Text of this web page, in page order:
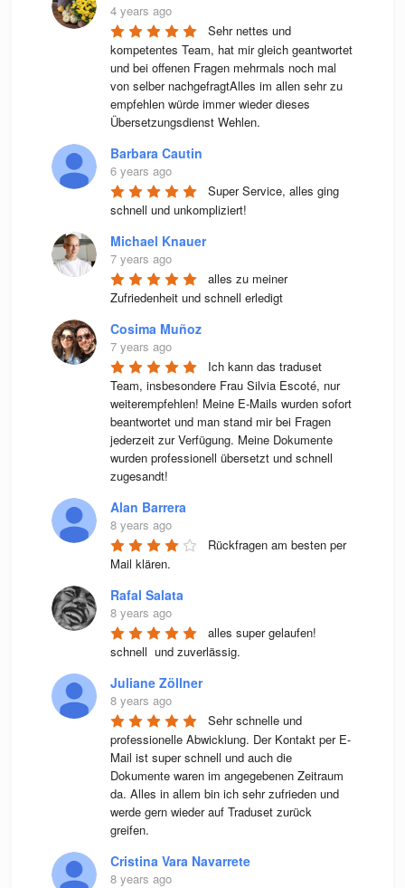
4 years ago
Sehr nettes und
kompetentes Team, hat mir gleich geantwortet
und bei offenen Fragen mehrmals noch mal
von selber nachgefragtAlles im allen sehr zu
empfehlen würde immer wieder dieses
Übersetzungsdienst Wehlen.
Barbara Cautin
6 years ago
Super Service, alles ging
schnell und unkompliziert!
Michael Knauer
7 years ago
alles zu meiner
Zufriedenheit und schnell erledigt
Cosima Muñoz
7 years ago
Ich kann das traduset
Team, insbesondere Frau Silvia Escoté, nur
weiterempfehlen! Meine E-Mails wurden sofort
beantwortet und man stand mir bei Fragen
jederzeit zur Verfügung. Meine Dokumente
wurden professionell übersetzt und schnell
zugesandt!
Alan Barrera
8 years ago
Rückfragen am besten per
Mail klären.
Rafal Salata
8 years ago
alles super gelaufen!
schnell  und zuverlässig.
Juliane Zöllner
8 years ago
Sehr schnelle und
professionelle Abwicklung. Der Kontakt per E-
Mail ist super schnell und auch die
Dokumente waren im angegebenen Zeitraum
da. Alles in allem bin ich sehr zufrieden und
werde gern wieder auf Traduset zurück
greifen.
Cristina Vara Navarrete
8 years ago